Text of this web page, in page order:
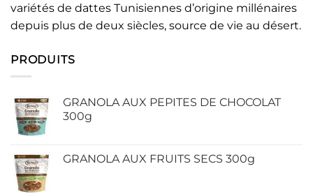
variétés de dattes Tunisiennes d’origine millénaires
depuis plus de deux siècles, source de vie au désert.
PRODUITS
GRANOLA AUX PEPITES DE CHOCOLAT
300g
GRANOLA AUX FRUITS SECS 300g